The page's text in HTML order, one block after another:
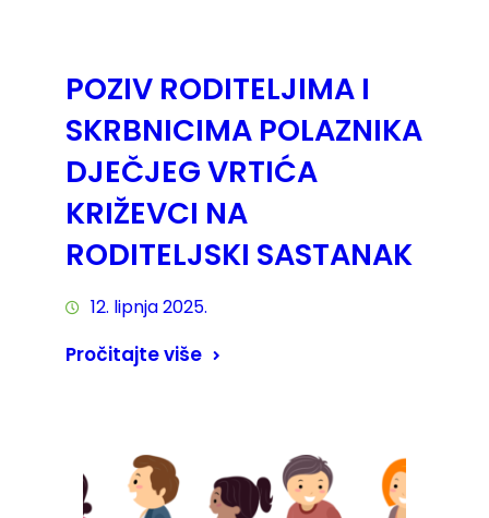
POZIV RODITELJIMA I
SKRBNICIMA POLAZNIKA
DJEČJEG VRTIĆA
KRIŽEVCI NA
RODITELJSKI SASTANAK
12. lipnja 2025.
Pročitajte više